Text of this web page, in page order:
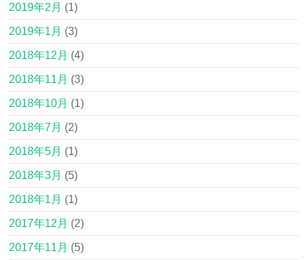
2019年2月 (1)
2019年1月 (3)
2018年12月 (4)
2018年11月 (3)
2018年10月 (1)
2018年7月 (2)
2018年5月 (1)
2018年3月 (5)
2018年1月 (1)
2017年12月 (2)
2017年11月 (5)